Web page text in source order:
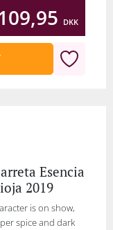
DKK
Esencia
2019
is on show,
spice and dark